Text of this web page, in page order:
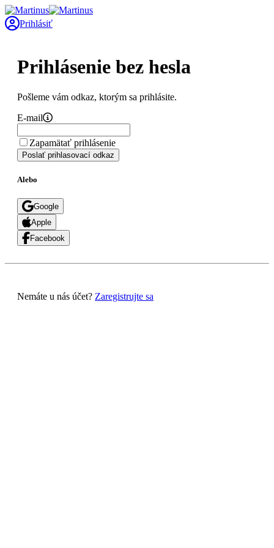
Prihlásiť
Prihlásenie bez hesla
Pošleme vám odkaz, ktorým sa prihlásite.
E-mail
Zapamätať prihlásenie
Poslať prihlasovací odkaz
Alebo
Google
Apple
Facebook
Nemáte u nás účet? Zaregistrujte sa